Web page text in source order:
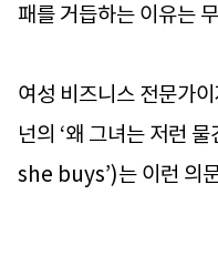
패를 거듭하는 이유는
여성 비즈니스 전문가
넌의 ‘왜 그녀는 저런
she buys’)는 이런 의